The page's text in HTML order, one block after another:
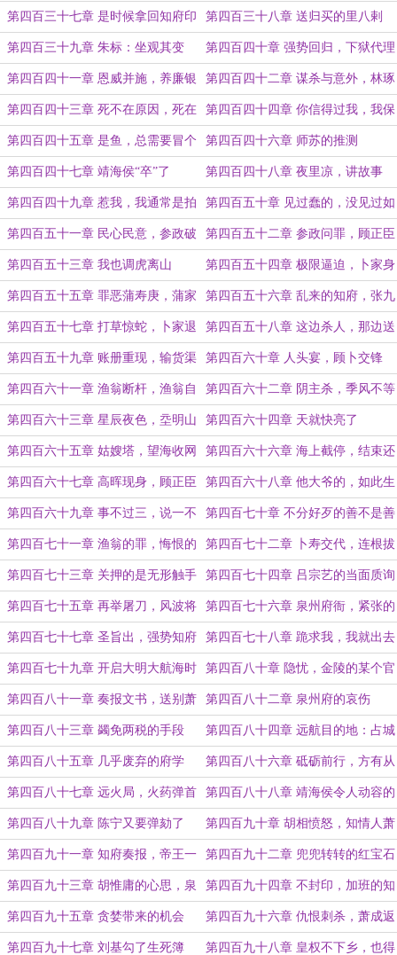
至
第四百三十七章 是时候拿回知府印
信了
第四百三十八章 送归买的里八剌
第四百三十九章 朱标：坐观其变 第四百四十章 强势回归，下狱代理
知府
第四百四十一章 恩威并施，养廉银
再现
第四百四十二章 谋杀与意外，林琢
死
第四百四十三章 死不在原因，死在
结果
第四百四十四章 你信得过我，我保
护你
第四百四十五章 是鱼，总需要冒个
泡
第四百四十六章 师苏的推测
第四百四十七章 靖海侯“卒”了 第四百四十八章 夜里凉，讲故事
第四百四十九章 惹我，我通常是拍
死他
第四百五十章 见过蠢的，没见过如
此蠢的
第四百五十一章 民心民意，参政破
局
第四百五十二章 参政问罪，顾正臣
以拖待变
第四百五十三章 我也调虎离山 第四百五十四章 极限逼迫，卜家身
份
第四百五十五章 罪恶蒲寿庚，蒲家
卜家
第四百五十六章 乱来的知府，张九
经的畏惧
第四百五十七章 打草惊蛇，卜家退
意
第四百五十八章 这边杀人，那边送
拜帖
第四百五十九章 账册重现，输货渠
道
第四百六十章 人头宴，顾卜交锋
第四百六十一章 渔翁断杆，渔翁自
白
第四百六十二章 阴主杀，季风不等
人
第四百六十三章 星辰夜色，坖明山
庄
第四百六十四章 天就快亮了
第四百六十五章 姑嫂塔，望海收网 第四百六十六章 海上截停，结束还
是开始
第四百六十七章 高晖现身，顾正臣
的破绽
第四百六十八章 他大爷的，如此生
猛
第四百六十九章 事不过三，说一不
二
第四百七十章 不分好歹的善不是善
第四百七十一章 渔翁的罪，悔恨的
伤
第四百七十二章 卜寿交代，连根拔
起
第四百七十三章 关押的是无形触手 第四百七十四章 吕宗艺的当面质询
第四百七十五章 再举屠刀，风波将
至
第四百七十六章 泉州府衙，紧张的
对峙
第四百七十七章 圣旨出，强势知府 第四百七十八章 跪求我，我就出去
第四百七十九章 开启大明大航海时
代
第四百八十章 隐忧，金陵的某个官
员
第四百八十一章 奏报文书，送别萧
成
第四百八十二章 泉州府的哀伤
第四百八十三章 蠲免两税的手段 第四百八十四章 远航目的地：占城
国
第四百八十五章 几乎废弃的府学 第四百八十六章 砥砺前行，方有从
容
第四百八十七章 远火局，火药弹首
秀
第四百八十八章 靖海侯令人动容的
一礼
第四百八十九章 陈宁又要弹劾了 第四百九十章 胡相愤怒，知情人萧
成
第四百九十一章 知府奏报，帝王一
怒
第四百九十二章 兜兜转转的红宝石
第四百九十三章 胡惟庸的心思，泉
州出航
第四百九十四章 不封印，加班的知
府
第四百九十五章 贪婪带来的机会 第四百九十六章 仇恨刺杀，萧成返
回
第四百九十七章 刘基勾了生死簿 第四百九十八章 皇权不下乡，也得